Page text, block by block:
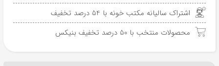
اشتراک سالیانه مکتب خونه با 54 درصد تخفیف
محصولات منتخب با 50 درصد تخفیف بنیکس